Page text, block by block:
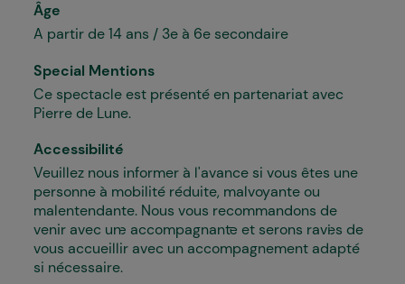
Âge
A partir de 14 ans / 3e à 6e secondaire
Special Mentions
Ce spectacle est présenté en partenariat avec
Pierre de Lune.
Accessibilité
Veuillez nous informer à l'avance si vous êtes une
personne à mobilité réduite, malvoyante ou
malentendante. Nous vous recommandons de
venir avec un·e accompagnant·e et serons ravi·es de
vous accueillir avec un accompagnement adapté
si nécessaire.